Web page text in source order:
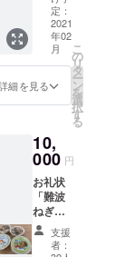
ジ）
ねぎ
スー
プ」
（幸南
食糧
(株)）
「難波
い」
（株式
会社商
品計
画） 上
記３種
類を２
セット
定：
2021
年02
月
細を見る
こ
の
リ
タ
ー
ン
を
選
択
す
る
10,
000 円
お礼状
「難波
ねぎご
はん」
（幸南
支援
者：